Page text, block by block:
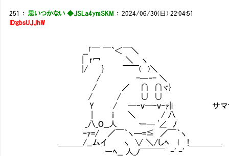
251 ： 思いつかない ◆JSLa4ymSKM ：2024/06/30(日) 22:04:51
ID:gbsUJJhW
__「￣ ￣`＜￣＼
| r冖 ＼ ヽ
|/ } ￣￣( )＼
/ -─‐- ＼
/ ／ ∩ ∩ヾ}
/ / ∪ ∪
Y / ─‐ｖ─‐ｖ‐ｧ|i サマナー おは
| ｉ ＼ / 八
_八_O__人 ー─ '∠ ﾉ
ｰｧ=/ ／￣｀ヽ─=≦ ／￣｀ヽ
＿＿＿/__ムイ ヽ ∨ ＼/しﾍ l !＿＿＿＿
ーﾍ__ 人_ﾉ￣￣￣ ｰ' ｰ'